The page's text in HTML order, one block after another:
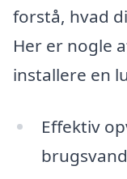
forstå, hvad
Her er nogle
installere en
Effektiv
brugsvand